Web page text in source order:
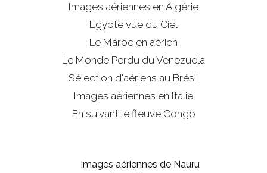
Images aériennes en Algérie
Egypte vue du Ciel
Le Maroc en aérien
Le Monde Perdu du Venezuela
Sélection d'aériens au Brésil
Images aériennes en Italie
En suivant le fleuve Congo
Images aériennes de Nauru